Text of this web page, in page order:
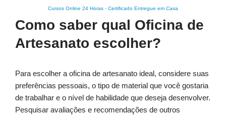
Cursos Online 24 Horas - Certificado Entregue em Casa
Como saber qual Oficina de
Artesanato escolher?
Para escolher a oficina de artesanato ideal, considere suas
preferências pessoais, o tipo de material que você gostaria
de trabalhar e o nível de habilidade que deseja desenvolver.
Pesquisar avaliações e recomendações de outros